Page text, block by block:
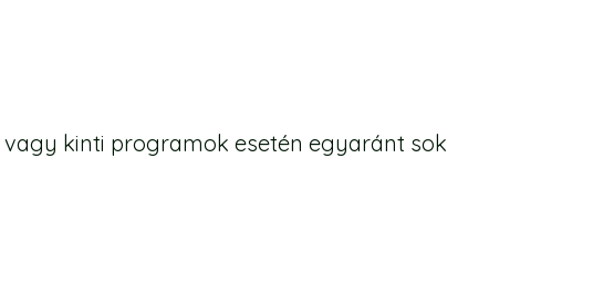
kinti programok esetén egyaránt sok